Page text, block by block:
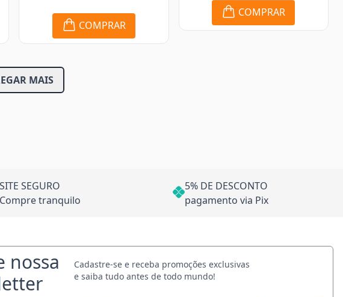
COMPRAR
COMPRAR
MAIS
SITE SEGURO
Compre tranquilo
5% DE DESCONTO
pagamento via Pix
nossa
Cadastre-se e receba promoções exclusivas
e saiba tudo antes de todo mundo!